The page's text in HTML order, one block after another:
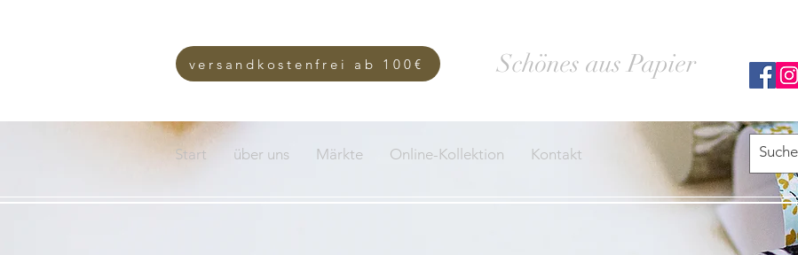
Schönes aus Papier
Start über uns Märkte Online-Kollektion Kontakt
versandkostenfrei ab 100€